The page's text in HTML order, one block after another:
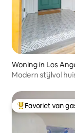
Woning in Los
Modern stijlvol
Topfavoriet van
Favoriet van